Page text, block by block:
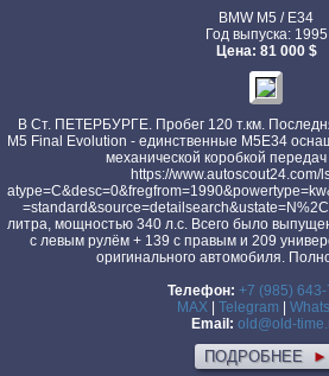
BMW M5 / E34
Год выпуска: 1995
Цена: 81 000 $
В Ст. ПЕТЕРБУРГЕ. Пробег 120 т.км.
М5 Final Evolution - единственные М5Е34
механической коробкой
https://www.autoscout24.com/
литра, мощностью 340 л.с. Всего было
с левым рулём + 139 с правым и 209
оригинального автомобиля.
Телефон: +7 (985)
MAX| Telegram
Email: old@old-
ПОДРОБНЕЕ ►